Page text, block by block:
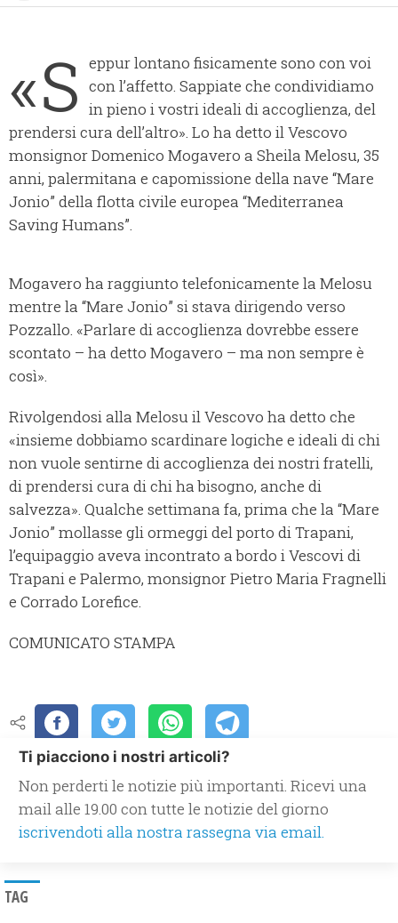
«S eppur lontano fisicamente sono con voi
con l’affetto. Sappiate che condividiamo
in pieno i vostri ideali di accoglienza, del
prendersi cura dell’altro». Lo ha detto il Vescovo
monsignor Domenico Mogavero a Sheila Melosu, 35
anni, palermitana e capomissione della nave “Mare
Jonio” della flotta civile europea “Mediterranea
Saving Humans”.
Mogavero ha raggiunto telefonicamente la Melosu
mentre la “Mare Jonio” si stava dirigendo verso
Pozzallo. «Parlare di accoglienza dovrebbe essere
scontato – ha detto Mogavero – ma non sempre è
così».
Rivolgendosi alla Melosu il Vescovo ha detto che
«insieme dobbiamo scardinare logiche e ideali di chi
non vuole sentirne di accoglienza dei nostri fratelli,
di prendersi cura di chi ha bisogno, anche di
salvezza». Qualche settimana fa, prima che la “Mare
Jonio” mollasse gli ormeggi del porto di Trapani,
l’equipaggio aveva incontrato a bordo i Vescovi di
Trapani e Palermo, monsignor Pietro Maria Fragnelli
e Corrado Lorefice.
COMUNICATO STAMPA
Ti piacciono i nostri articoli?
Non perderti le notizie più importanti. Ricevi una
mail alle 19.00 con tutte le notizie del giorno
iscrivendoti alla nostra rassegna via email.
TAG